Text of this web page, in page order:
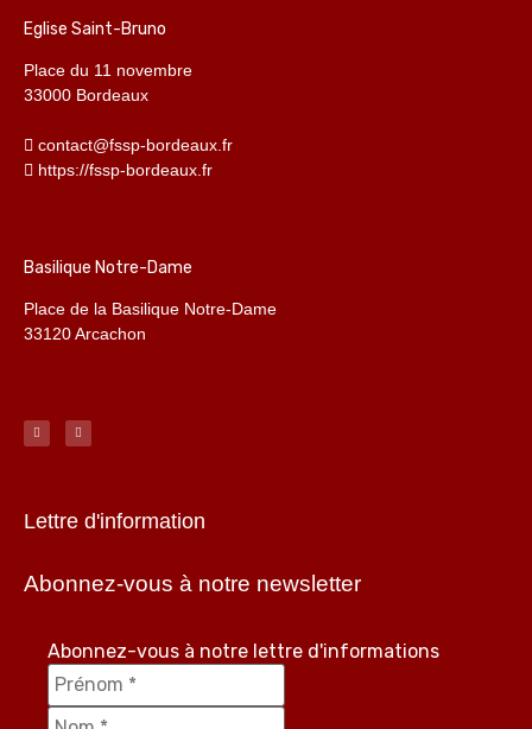
Eglise Saint-Bruno
Place du 11 novembre
33000 Bordeaux
contact@fssp-bordeaux.fr
https://fssp-bordeaux.fr
Basilique Notre-Dame
Place de la Basilique Notre-Dame
33120 Arcachon
Lettre d'information
Abonnez-vous à notre newsletter
Abonnez-vous à notre lettre d'informations